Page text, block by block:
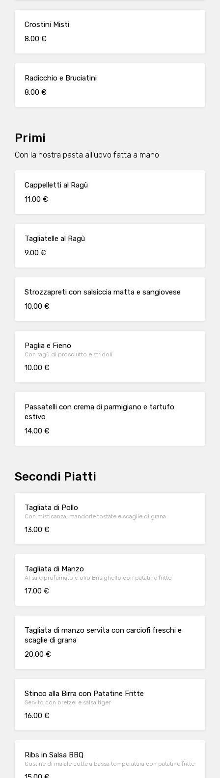
Crostini Misti
8.00 €
Radicchio e Bruciatini
8.00 €
Primi
Con la nostra pasta all'uovo fatta a mano
Cappelletti al Ragù
11.00 €
Tagliatelle al Ragù
9.00 €
Strozzapreti con salsiccia matta e sangiovese
10.00 €
Paglia e Fieno
Con ragù di prosciutto e stridoli
10.00 €
Passatelli con crema di parmigiano e tartufo
estivo
14.00 €
Secondi Piatti
Tagliata di Pollo
Con misticanza, mandorle tostate e scaglie di grana
13.00 €
Tagliata di Manzo
Al sale profumato e olio Brisighello con patatine fritte
17.00 €
Tagliata di manzo servita con carciofi freschi e
scaglie di grana
20.00 €
Stinco alla Birra con Patatine Fritte
Servito con bretzel e salsa tiger
16.00 €
Ribs in Salsa BBQ
Costine di maiale cotte a bassa temperatura con patatine fritte